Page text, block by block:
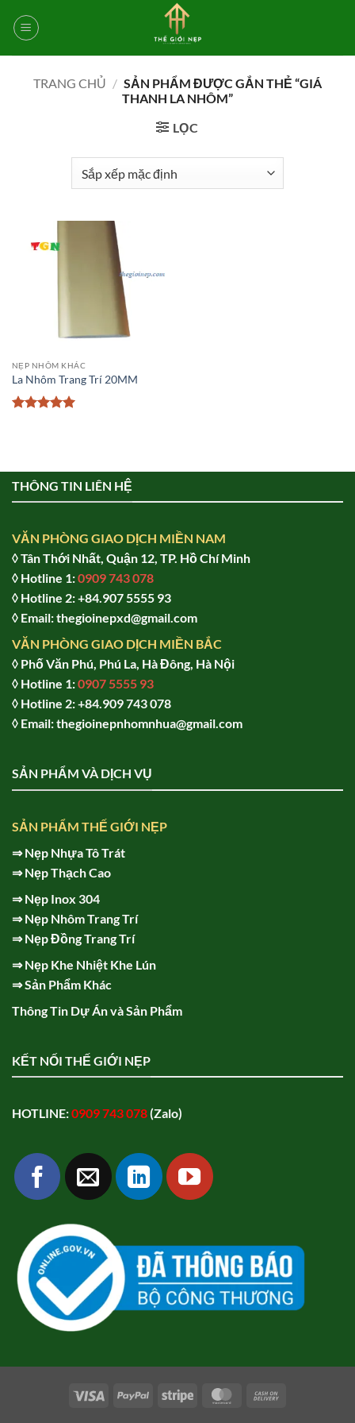
qua
TRANG CHỦ / SẢN PHẨM ĐƯỢC GẮN THẺ “GIÁ
THANH LA NHÔM”
LỌC
NẸP NHÔM KHÁC
La Nhôm Trang Trí 20MM
THÔNG TIN LIÊN HỆ
VĂN PHÒNG GIAO DỊCH MIỀN NAM
◊ Tân Thới Nhất, Quận 12, TP. Hồ Chí Minh
◊ Hotline 1:0909 743 078
◊ Hotline 2: +84.907 5555 93
◊ Email: thegioinepxd@gmail.com
VĂN PHÒNG GIAO DỊCH MIỀN BẮC
◊ Phố Văn Phú, Phú La, Hà Đông, Hà Nội
◊ Hotline 1:0907 5555 93
◊ Hotline 2:+84.909 743 078
◊ Email: thegioinepnhomnhua@gmail.com
SẢN PHẨM VÀ DỊCH VỤ
SẢN PHẨM THẾ GIỚI NẸP
⇒Nẹp Nhựa Tô Trát
⇒Nẹp Thạch Cao
⇒Nẹp Inox 304
⇒Nẹp Nhôm Trang Trí
⇒Nẹp Đồng Trang Trí
⇒Nẹp Khe Nhiệt Khe Lún
⇒Sản Phẩm Khác
Thông Tin Dự Án và Sản Phẩm
KẾT NỐI THẾ GIỚI NẸP
HOTLINE:0909 743 078(Zalo)
Visa PayPal Stripe MasterCard